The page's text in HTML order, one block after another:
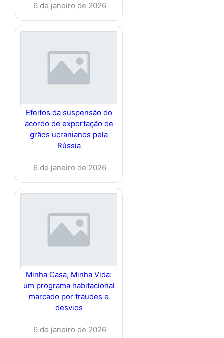
6 de janeiro de 2026
Efeitos da suspensão do
acordo de exportação de
grãos ucranianos pela
Rússia
6 de janeiro de 2026
Minha Casa, Minha Vida:
um programa habitacional
marcado por fraudes e
desvios
6 de janeiro de 2026